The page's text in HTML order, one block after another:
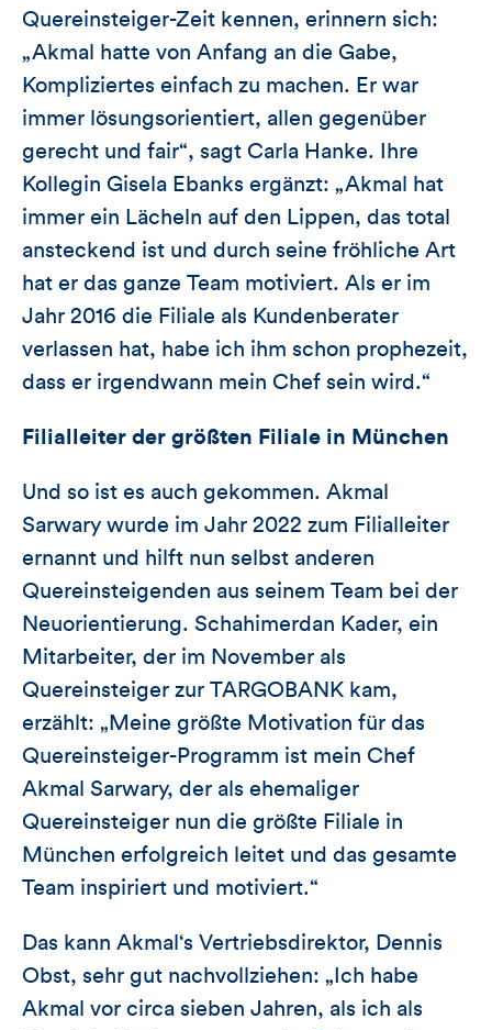
Quereinsteiger-Zeit kennen, erinnern sich:
„Akmal hatte von Anfang an die Gabe,
Kompliziertes einfach zu machen. Er war
immer lösungsorientiert, allen gegenüber
gerecht und fair“, sagt Carla Hanke. Ihre
Kollegin Gisela Ebanks ergänzt: „Akmal hat
immer ein Lächeln auf den Lippen, das total
ansteckend ist und durch seine fröhliche Art
hat er das ganze Team motiviert. Als er im
Jahr 2016 die Filiale als Kundenberater
verlassen hat, habe ich ihm schon prophezeit,
dass er irgendwann mein Chef sein wird.“
Filialleiter der größten Filiale in München
Und so ist es auch gekommen. Akmal
Sarwary wurde im Jahr 2022 zum Filialleiter
ernannt und hilft nun selbst anderen
Quereinsteigenden aus seinem Team bei der
Neuorientierung. Schahimerdan Kader, ein
Mitarbeiter, der im November als
Quereinsteiger zur TARGOBANK kam,
erzählt: „Meine größte Motivation für das
Quereinsteiger-Programm ist mein Chef
Akmal Sarwary, der als ehemaliger
Quereinsteiger nun die größte Filiale in
München erfolgreich leitet und das gesamte
Team inspiriert und motiviert.“
Das kann Akmal‘s Vertriebsdirektor, Dennis
Obst, sehr gut nachvollziehen: „Ich habe
Akmal vor circa sieben Jahren, als ich als